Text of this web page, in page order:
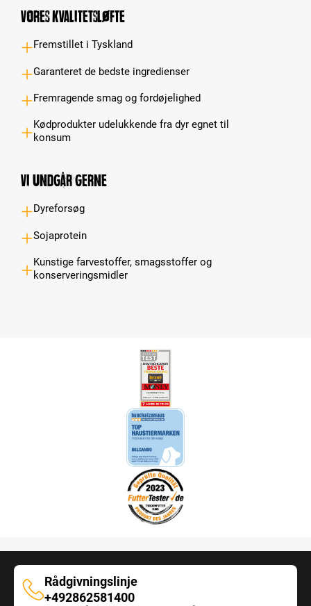
Vores kvalitetsløfte
Fremstillet i Tyskland
Garanteret de bedste ingredienser
Fremragende smag og fordøjelighed
Kødprodukter udelukkende fra dyr egnet til
konsum
Vi undgår gerne
Dyreforsøg
Sojaprotein
Kunstige farvestoffer, smagsstoffer og
konserveringsmidler
Rådgivningslinje
Rådgivningslinje
+492862581400